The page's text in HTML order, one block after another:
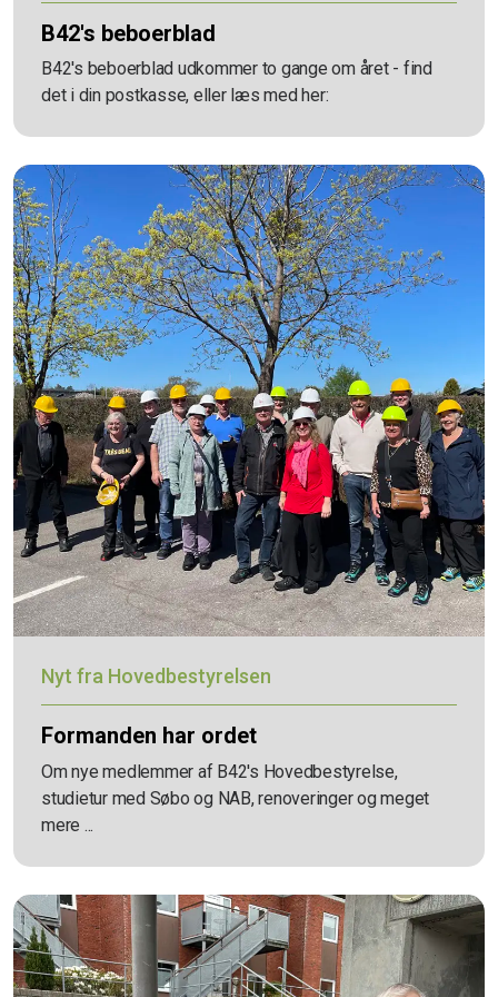
B42's beboerblad
B42's beboerblad udkommer to gange om året - find
det i din postkasse, eller læs med her:
Nyt fra Hovedbestyrelsen
Formanden har ordet
Om nye medlemmer af B42's Hovedbestyrelse,
studietur med Søbo og NAB, renoveringer og meget
mere ...